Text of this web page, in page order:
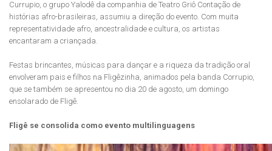
Currupio, o grupo Yalodê da companhia de Teatro Griô Contação de
histórias afro-brasileiras, assumiu a direção do evento. Com muita
representatividade afro, ancestralidade e cultura, os artistas
encantaram a criançada.
Festas brincantes, músicas para dançar e a riqueza da tradição oral
envolveram pais e filhos na Fligêzinha, animados pela banda Corrupio,
que se também se apresentou no dia 20 de agosto, um domingo
ensolarado de Fligê.
Fligê se consolida como evento multilinguagens